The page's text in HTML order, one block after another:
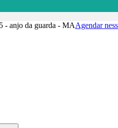
- anjo da guarda - MAAgendar